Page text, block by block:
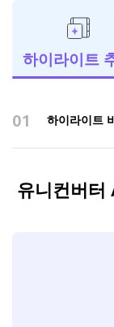
하이라이트
01 하이라이트
유니컨버터